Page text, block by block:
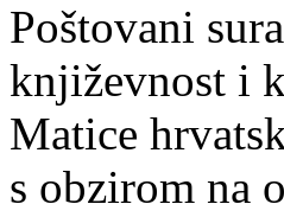
Poštovani
književnost i
Matice
s obzirom na